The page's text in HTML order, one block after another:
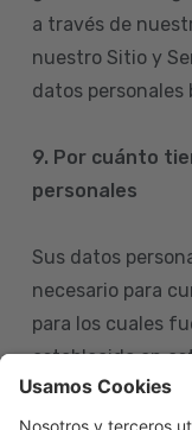
a través de
nuestro Sitio y
datos personales
9. Por cuánto
personales
Sus datos
necesario para
para los cuales
establecido en
eliminemos sus
de datos, tenga